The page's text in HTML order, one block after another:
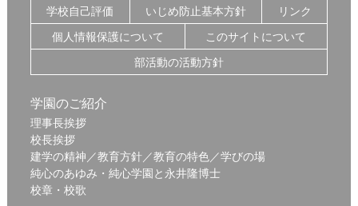
学校自己評価 いじめ防止基本方針
リンク
個人情報保護について
このサイトについて
部活動の活動方針
学園のご紹介
理事長挨拶
校長挨拶
建学の精神／教育方針／教育の特色／学びの場
純心のあゆみ・純心学園と永井隆博士
校章・校歌